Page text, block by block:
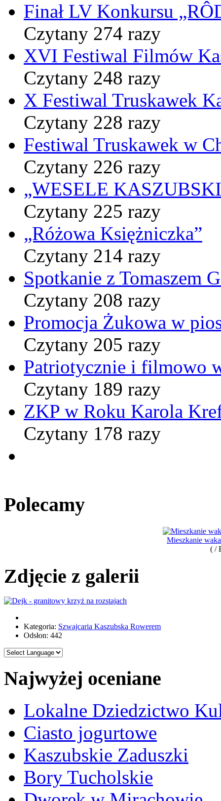
Finał LV Konkursu
Czytany 274 razy
XVI Festiwal Filmów
Czytany 248 razy
X Festiwal Truskawek
Czytany 228 razy
Festiwal Truskawek w
Czytany 226 razy
„WESELE
Czytany 225 razy
„Różowa Księżniczka”
Czytany 214 razy
Spotkanie z Tomaszem
Czytany 208 razy
Promocja Żukowa w
Czytany 205 razy
Patriotycznie i filmowo
Czytany 189 razy
ZKP w Roku Karola
Czytany 178 razy
Polecamy
Mieszkanie
( /
Zdjęcie z galerii
Kategoria: Szwajcaria Kaszubska Rowerem
Odsłon: 442
Najwyżej oceniane
Lokalne Dziedzictwo
Ciasto jogurtowe
Kaszubskie Zaduszki
Bory Tucholskie